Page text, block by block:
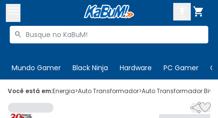

Buscar produtos

Mundo Gamer Black Ninja Hardware PC Gamer
 Olá. Acesse sua conta
 Departamentos
Você está em:Energia>Auto Transformador>Auto Transformador
